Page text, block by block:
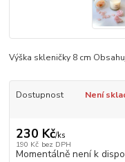
Výška skleničky 8 cm
Dostupnost Není
230 Kč/ks
190 Kč bez DPH
Momentálně není k